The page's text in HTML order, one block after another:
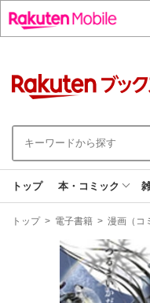
トップ 本・コミック
現
トップ > 電子書籍 > 漫画（コ